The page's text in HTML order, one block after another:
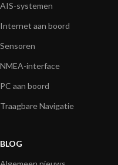
AIS-systemen
Internet aan boord
Sensoren
NMEA-interface
PC aan boord
Traagbare Navigatie
BLOG